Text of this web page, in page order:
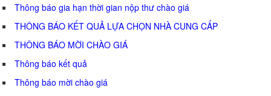
Thông báo gia hạn thời gian nộp thư chào giá
THÔNG BÁO KẾT QUẢ LỰA CHỌN NHÀ CUNG CẤP
THÔNG BÁO MỜI CHÀO GIÁ
Thông báo kết quả
Thông báo mời chào giá